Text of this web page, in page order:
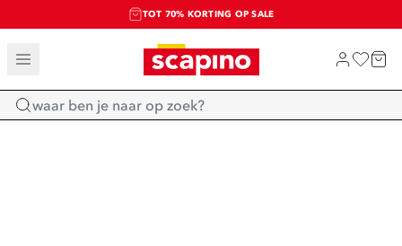
TOT 70% KORTING OP SALE
SALE: LAATSTE KANS!
SHOP NIEUW
Home